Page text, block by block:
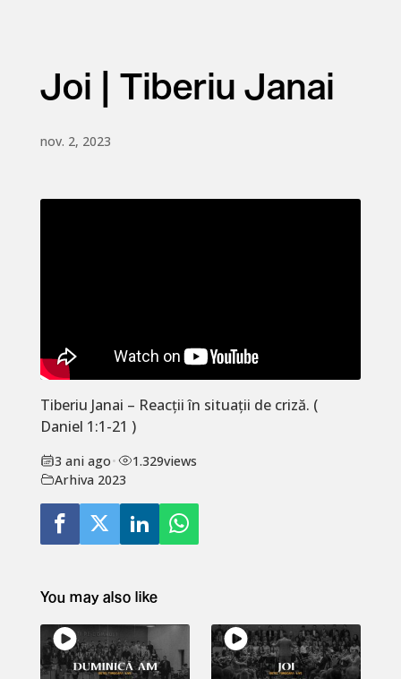
Joi | Tiberiu Janai
nov. 2, 2023
Tiberiu Janai – Reacții în situații de criză. (
Daniel 1:1-21 )
3 ani ago• 1.329views
Arhiva 2023
You may also like